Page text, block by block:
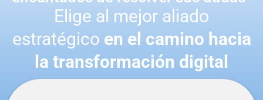
Elige al mejor aliado
estratégico en el camino hacia
la transformación digital